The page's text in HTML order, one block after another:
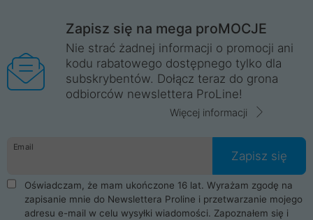
Zapisz się na mega proMOCJE
Nie strać żadnej informacji o promocji ani
kodu rabatowego dostępnego tylko dla
subskrybentów. Dołącz teraz do grona
odbiorców newslettera ProLine!
Więcej informacji
Email
Zapisz się
Oświadczam, że mam ukończone 16 lat. Wyrażam zgodę na
zapisanie mnie do Newslettera Proline i przetwarzanie mojego
adresu e-mail w celu wysyłki wiadomości. Zapoznałem się i